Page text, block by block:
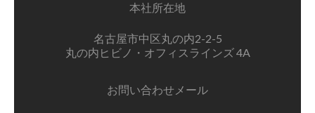
本社所在地
名古屋市中区丸の内2-2-5
丸の内ヒビノ・オフィスラインズ 4A
お問い合わせメール